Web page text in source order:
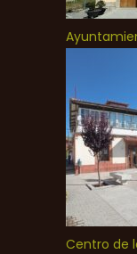
Centro de